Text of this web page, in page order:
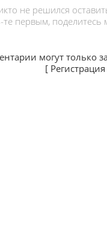
не решился
те первым,
могут только
[ Регистрация